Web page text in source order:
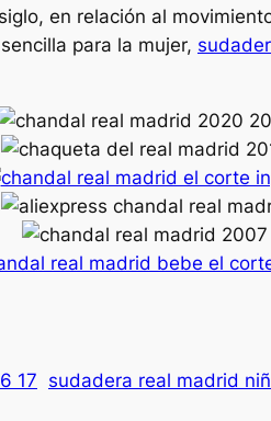
en relación al
para la mujer,
17 sudadera real madrid